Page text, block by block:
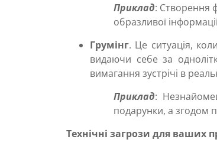
Приклад: Створення
образливої
Грумінг. Це ситуація,
видаючи себе за
вимагання зустрічі в
Приклад:
подарунки, а згодом
Технічні загрози для ваших